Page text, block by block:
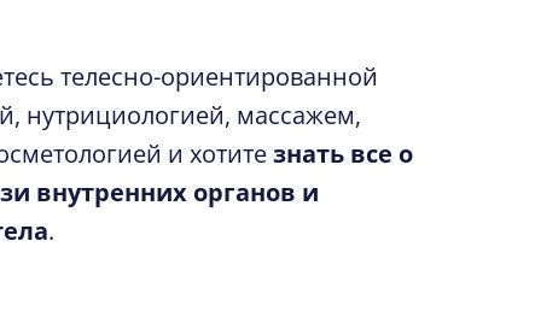
телесно-ориентированной
нутрициологией, массажем,
и хотитезнать все о
внутренних органов и
.